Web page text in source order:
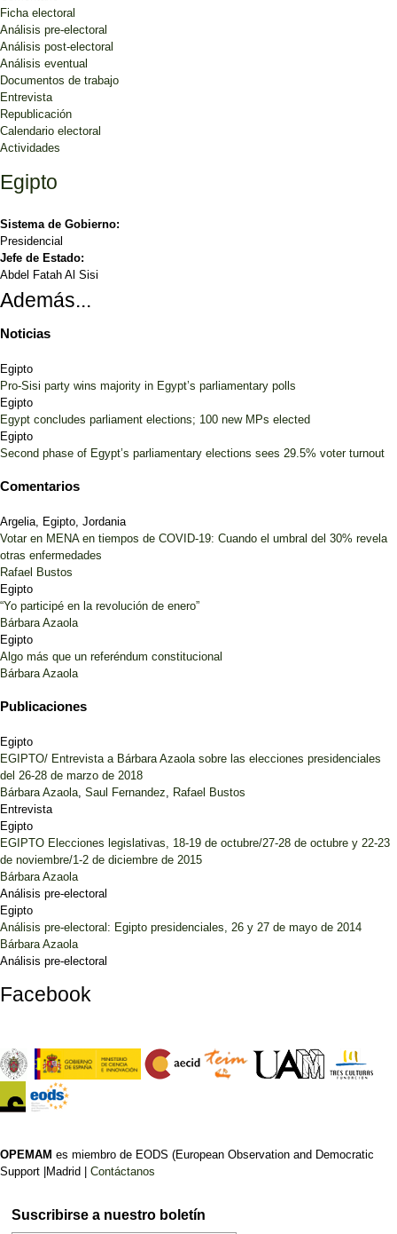
Ficha electoral
Análisis pre-electoral
Análisis post-electoral
Análisis eventual
Documentos de trabajo
Entrevista
Republicación
Calendario electoral
Actividades
Egipto
Sistema de Gobierno:
Presidencial
Jefe de Estado:
Abdel Fatah Al Sisi
Además...
Noticias
Egipto
Pro-Sisi party wins majority in Egypt’s parliamentary polls
Egipto
Egypt concludes parliament elections; 100 new MPs elected
Egipto
Second phase of Egypt’s parliamentary elections sees 29.5% voter turnout
Comentarios
Argelia, Egipto, Jordania
Votar en MENA en tiempos de COVID-19: Cuando el umbral del 30% revela
otras enfermedades
Rafael Bustos
Egipto
“Yo participé en la revolución de enero”
Bárbara Azaola
Egipto
Algo más que un referéndum constitucional
Bárbara Azaola
Publicaciones
Egipto
EGIPTO/ Entrevista a Bárbara Azaola sobre las elecciones presidenciales
del 26-28 de marzo de 2018
Bárbara Azaola Saul Fernandez
Rafael Bustos
Entrevista
Egipto
EGIPTO Elecciones legislativas, 18-19 de octubre/27-28 de octubre y 22-23
de noviembre/1-2 de diciembre de 2015
Bárbara Azaola
Análisis pre-electoral
Egipto
Análisis pre-electoral: Egipto presidenciales, 26 y 27 de mayo de 2014
Bárbara Azaola
Análisis pre-electoral
Facebook
OPEMAM es miembro de EODS (European Observation and Democratic
Support |Madrid | Contáctanos
Suscribirse a nuestro boletín